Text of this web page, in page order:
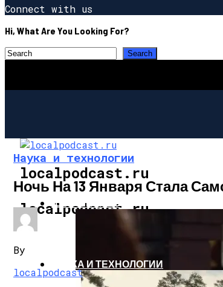
Connect with us
Hi, What Are You Looking For?
localpodcast.ru
localpodcast.ru
ШОУ-БИЗНЕС
НАУКА И ТЕХНОЛОГИИ
Наука и технологии
Ночь На 13 Января Стала
By
localpodcast